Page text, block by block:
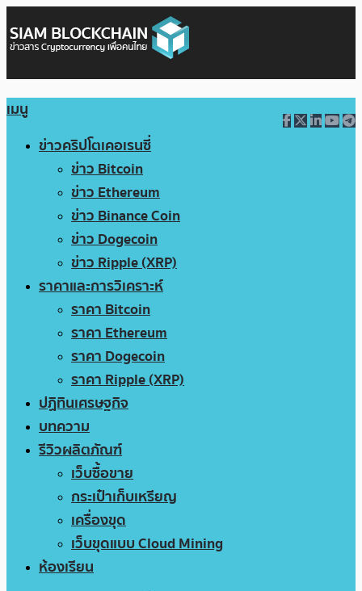
เมนู
ข่าวคริปโตเคอเรนซี่
ข่าว Bitcoin
ข่าว Ethereum
ข่าว Binance Coin
ข่าว Dogecoin
ข่าว Ripple (XRP)
ราคาและการวิเคราะห์
ราคา Bitcoin
ราคา Ethereum
ราคา Dogecoin
ราคา Ripple (XRP)
ปฏิทินเศรษฐกิจ
บทความ
รีวิวผลิตภัณฑ์
เว็บซื้อขาย
กระเป๋าเก็บเหรียญ
เครื่องขุด
เว็บขุดแบบ Cloud Mining
ห้องเรียน